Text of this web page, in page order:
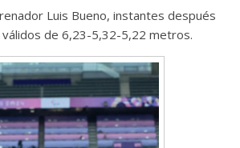
Luis Bueno, instantes después
de 6,23-5,32-5,22 metros.